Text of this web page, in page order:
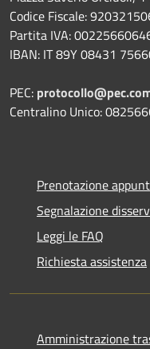
Codice Fiscale:
Partita IVA:
IBAN: IT 89Y 08431
PEC:
Centralino Unico:
Prenotazione
Segnalazione
Leggi le FAQ
Richiesta assistenza
Amministrazione